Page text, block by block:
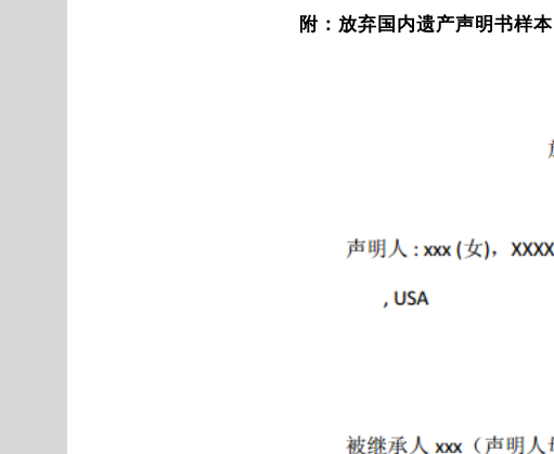
附：放弃国内遗产声明书样本